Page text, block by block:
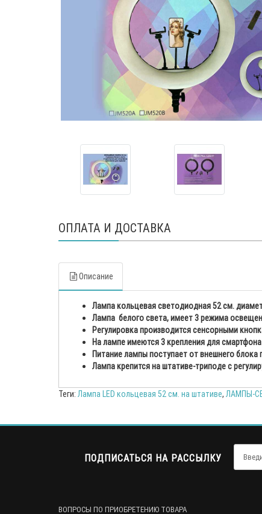
ОПЛАТА И ДОСТАВКА
Описание
Лампа кольцевая светодиодная 52 см.
Лампа белого света, имеет 3 режима
Регулировка производится сенсорными
На лампе имеются 3 крепления для
Питание лампы поступает от внешнего
Лампа крепится на штативе-триподе с
Теги: Лампа LED кольцевая 52 см. на штативе, ЛАМПЫ-
ПОДПИСАТЬСЯ НА РАССЫЛКУ
ВОПРОСЫ ПО ПРИОБРЕТЕНИЮ ТОВАРА